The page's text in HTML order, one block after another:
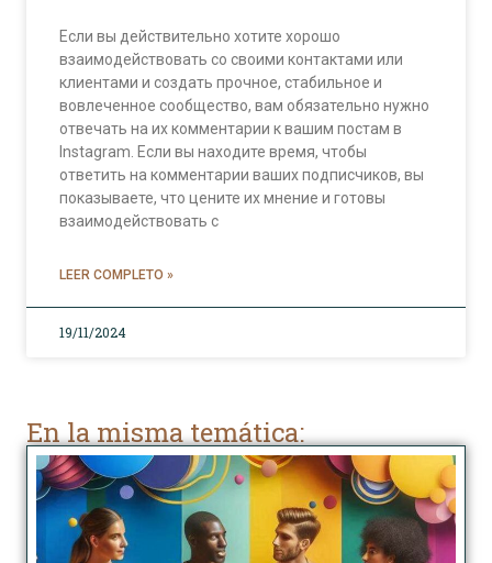
Если вы действительно хотите хорошо
взаимодействовать со своими контактами или
клиентами и создать прочное, стабильное и
вовлеченное сообщество, вам обязательно нужно
отвечать на их комментарии к вашим постам в
Instagram. Если вы находите время, чтобы
ответить на комментарии ваших подписчиков, вы
показываете, что цените их мнение и готовы
взаимодействовать с
LEER COMPLETO »
19/11/2024
En la misma temática: